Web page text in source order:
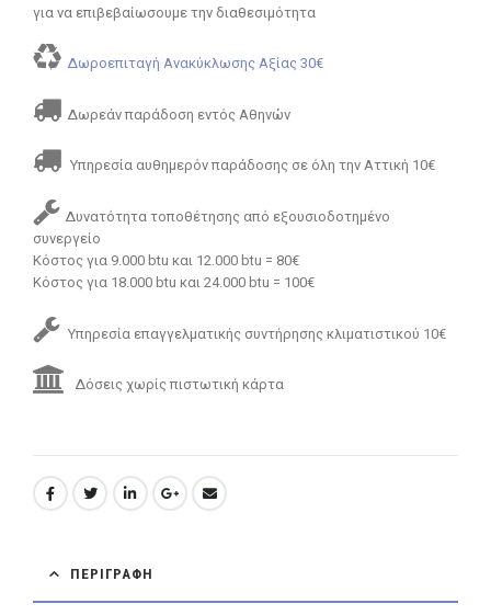
για να επιβεβαίωσουμε την διαθεσιμότητα
Δωροεπιταγή Ανακύκλωσης Αξίας 30€
Δωρεάν παράδοση εντός Αθηνών
Υπηρεσία αυθημερόν παράδοσης σε όλη την Αττική 10€
Δυνατότητα τοποθέτησης από εξουσιοδοτημένο
συνεργείο
Κόστος για 9.000 btu και 12.000 btu = 80€
Κόστος για 18.000 btu και 24.000 btu = 100€
Υπηρεσία επαγγελματικής συντήρησης κλιματιστικού 10€
Δόσεις χωρίς πιστωτική κάρτα
ΠΕΡΙΓΡΑΦΉ